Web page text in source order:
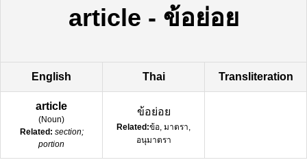
article - ข้อย่อย
English Thai Transliteration
article
(Noun)
Related: section;
portion
ข้อย่อย
Related:ข้อ, มาตรา,
อนุมาตรา